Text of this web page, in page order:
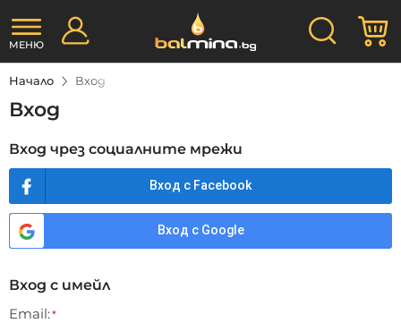
към
съдържанието
Търсене
МЕНЮ
Начало Вход
Вход
Вход чрез социалните мрежи
Вход с Facebook
Вход с Google
Вход с имейл
Email